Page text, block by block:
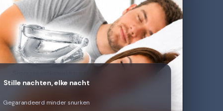
Stille nachten, elke nacht
Gegarandeerd minder snurken